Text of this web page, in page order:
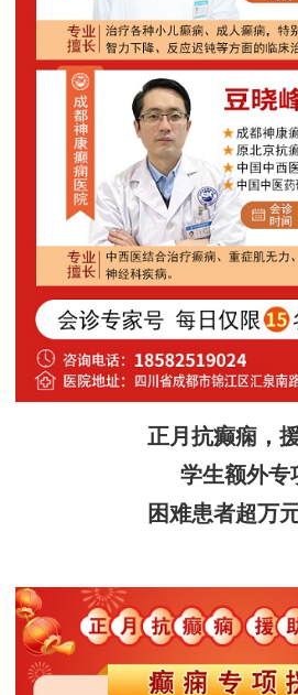
正月抗癫痫，
学生额外专
困难患者超万